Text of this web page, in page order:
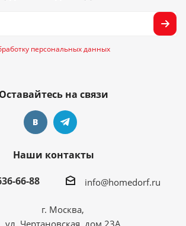
персональных данных
Оставайтесь на связи
Наши контакты
66-88
info@homedorf.ru
г. Москва,
ул. Чертановская, дом 23А